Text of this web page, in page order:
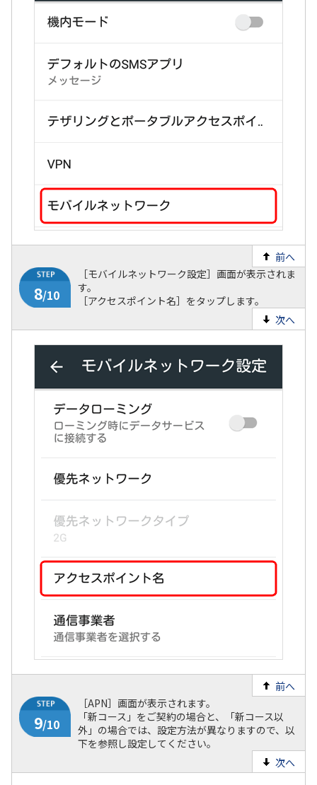
/10
［モバイルネットワーク設定］画面が表示されま
す。
［アクセスポイント名］をタップします。
前へ
次へ
［APN］画面が表示されます。
「新コース」をご契約の場合と、「新コース以
外」の場合では、設定方法が異なりますので、以
下を参照し設定してください。
前へ
次へ